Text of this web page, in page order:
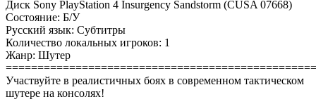
Диск Sony PlayStation 4 Insurgency Sandstorm (CUSA 07668)
Состояние: Б/У
Русский язык: Субтитры
Количество локальных игроков: 1
Жанр: Шутер
Участвуйте в реалистичных боях в современном тактическом
шутере на консолях!